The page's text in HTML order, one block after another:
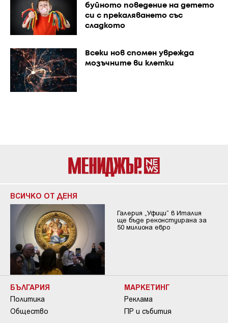
буйното поведение на детето
си с прекаляването със
сладкото
Всеки нов спомен уврежда
мозъчните ви клетки
ВСИЧКО ОТ ДЕНЯ
Галерия „Уфици“ в Италия
ще бъде реконстуирана за
50 милиона евро
БЪЛГАРИЯ
Политика
Общество
МАРКЕТИНГ
Реклама
ПР и събития